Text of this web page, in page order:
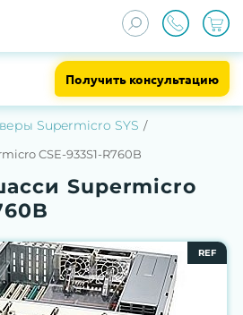
Получить консультацию
Supermicro SYS
CSE-933S1-R760B
Supermicro
REF